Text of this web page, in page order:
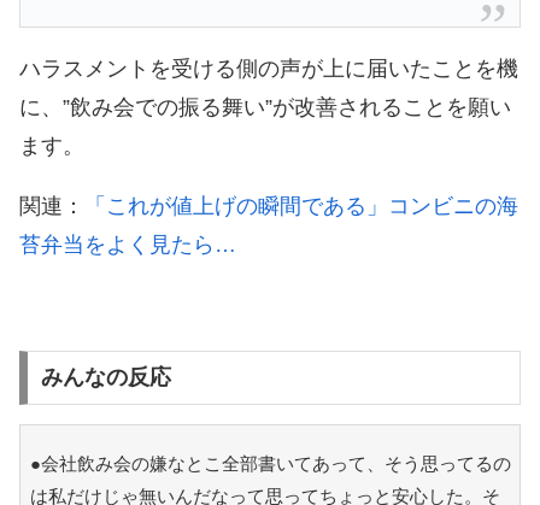
ハラスメントを受ける側の声が上に届いたことを機
に、”飲み会での振る舞い”が改善されることを願い
ます。
関連：
「これが値上げの瞬間である」コンビニの海
苔弁当をよく見たら…
みんなの反応
●会社飲み会の嫌なとこ全部書いてあって、そう思ってるの
は私だけじゃ無いんだなって思ってちょっと安心した。そ